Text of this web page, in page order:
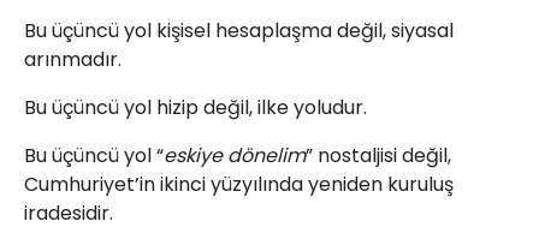
Bu üçüncü yol kişisel hesaplaşma değil, siyasal
arınmadır.
Bu üçüncü yol hizip değil, ilke yoludur.
Bu üçüncü yol “eskiye dönelim” nostaljisi değil,
Cumhuriyet’in ikinci yüzyılında yeniden kuruluş
iradesidir.